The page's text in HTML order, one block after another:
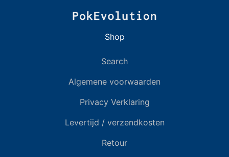
Shop
Search
Algemene voorwaarden
Privacy Verklaring
Levertijd / verzendkosten
Retour